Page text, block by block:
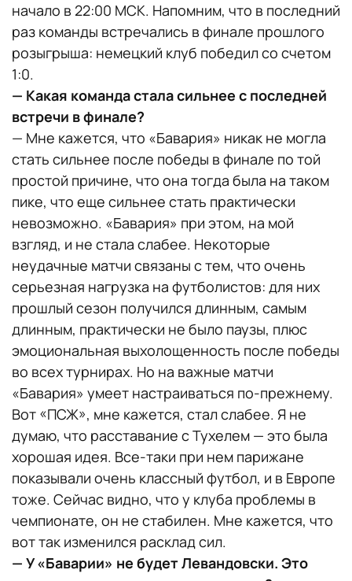
начало в 22:00 МСК. Напомним, что в последний
раз команды встречались в финале прошлого
розыгрыша: немецкий клуб победил со счетом
1:0.
— Какая команда стала сильнее с последней
встречи в финале?
— Мне кажется, что «Бавария» никак не могла
стать сильнее после победы в финале по той
простой причине, что она тогда была на таком
пике, что еще сильнее стать практически
невозможно. «Бавария» при этом, на мой
взгляд, и не стала слабее. Некоторые
неудачные матчи связаны с тем, что очень
серьезная нагрузка на футболистов: для них
прошлый сезон получился длинным, самым
длинным, практически не было паузы, плюс
эмоциональная выхолощенность после победы
во всех турнирах. Но на важные матчи
«Бавария» умеет настраиваться по-прежнему.
Вот «ПСЖ», мне кажется, стал слабее. Я не
думаю, что расставание с Тухелем — это была
хорошая идея. Все-таки при нем парижане
показывали очень классный футбол, и в Европе
тоже. Сейчас видно, что у клуба проблемы в
чемпионате, он не стабилен. Мне кажется, что
вот так изменился расклад сил.
— У «Баварии» не будет Левандовски. Это